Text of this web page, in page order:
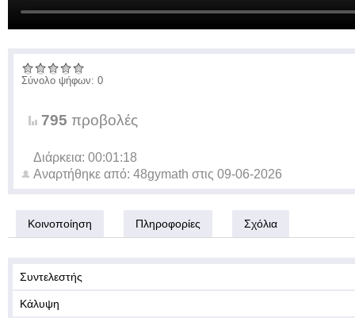
Σύνολο ψήφων: 0
795 προβολές
Διάρκεια: 00:01:18
Αναρτήθηκε από: 48gymath στις 09-06-2026
Κοινοποίηση Πληροφορίες Σχόλια
Συντελεστής
Κάλυψη